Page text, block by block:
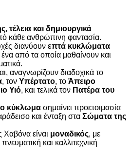
τέλεια και δημιουργικά
κάθε ανθρώπινη φαντασία.
διανύουν επτά κυκλώματα
από τα οποία μαθαίνουν και
αναγνωρίζουν διαδοχικά το
, τον Υπέρτατο, το Άπειρο
Υιό, και τελικά τον Πατέρα του
κύκλωμα σημαίνει προετοιμασία
και ένταξη στα Σώματα της
Χαβόνα είναι μοναδικός, με
και καλλιτεχνική